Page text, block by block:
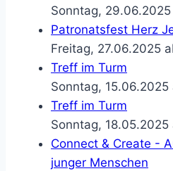
Sonntag,
Patronatsfest Herz
Freitag, 27.06.2025
Treff im Turm
Sonntag,
Treff im Turm
Sonntag,
Connect & Create -
junger Menschen